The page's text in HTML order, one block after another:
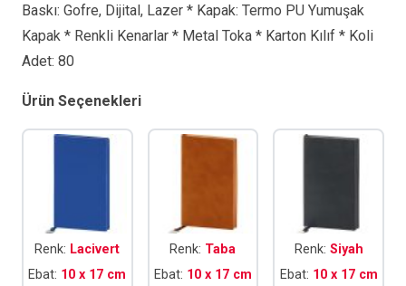
Baskı: Gofre, Dijital, Lazer * Kapak: Termo PU Yumuşak
Kapak * Renkli Kenarlar * Metal Toka * Karton Kılıf * Koli
Adet: 80
Ürün Seçenekleri
Renk: Lacivert
Ebat: 10 x 17 cm
Renk: Taba
Ebat: 10 x 17 cm
Renk: Siyah
Ebat: 10 x 17 cm